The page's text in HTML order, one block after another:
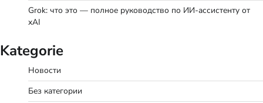
Grok: что это — полное руководство по ИИ-ассистенту от
xAI
Kategorie
Новости
Без категории